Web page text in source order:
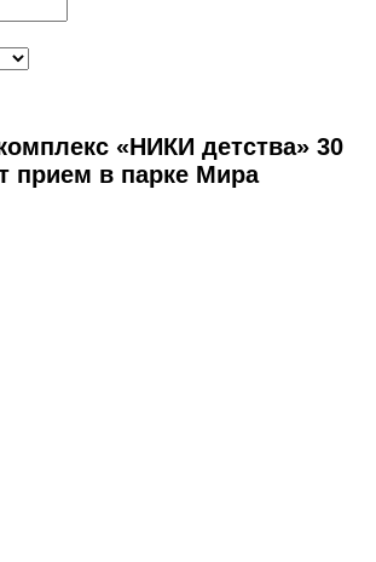
«НИКИ детства» 30
прием в парке Мира